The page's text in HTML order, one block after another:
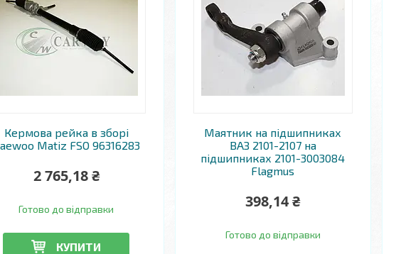
Кермова рейка в зборі
Matiz FSO 96316283
2 765,18 ₴
Готово до відправки
КУПИТИ
Маятник на підшипниках
ВАЗ 2101-2107 на
підшипниках 2101-3003084
Flagmus
398,14 ₴
Готово до відправки